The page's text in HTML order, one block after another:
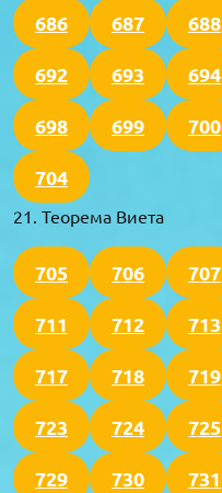
686 687 688
692 693 694
698 699 700
704
21. Теорема Виета
705 706 707
711 712 713
717 718 719
723 724 725
729 730 731